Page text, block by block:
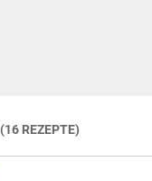
(16 REZEPTE)